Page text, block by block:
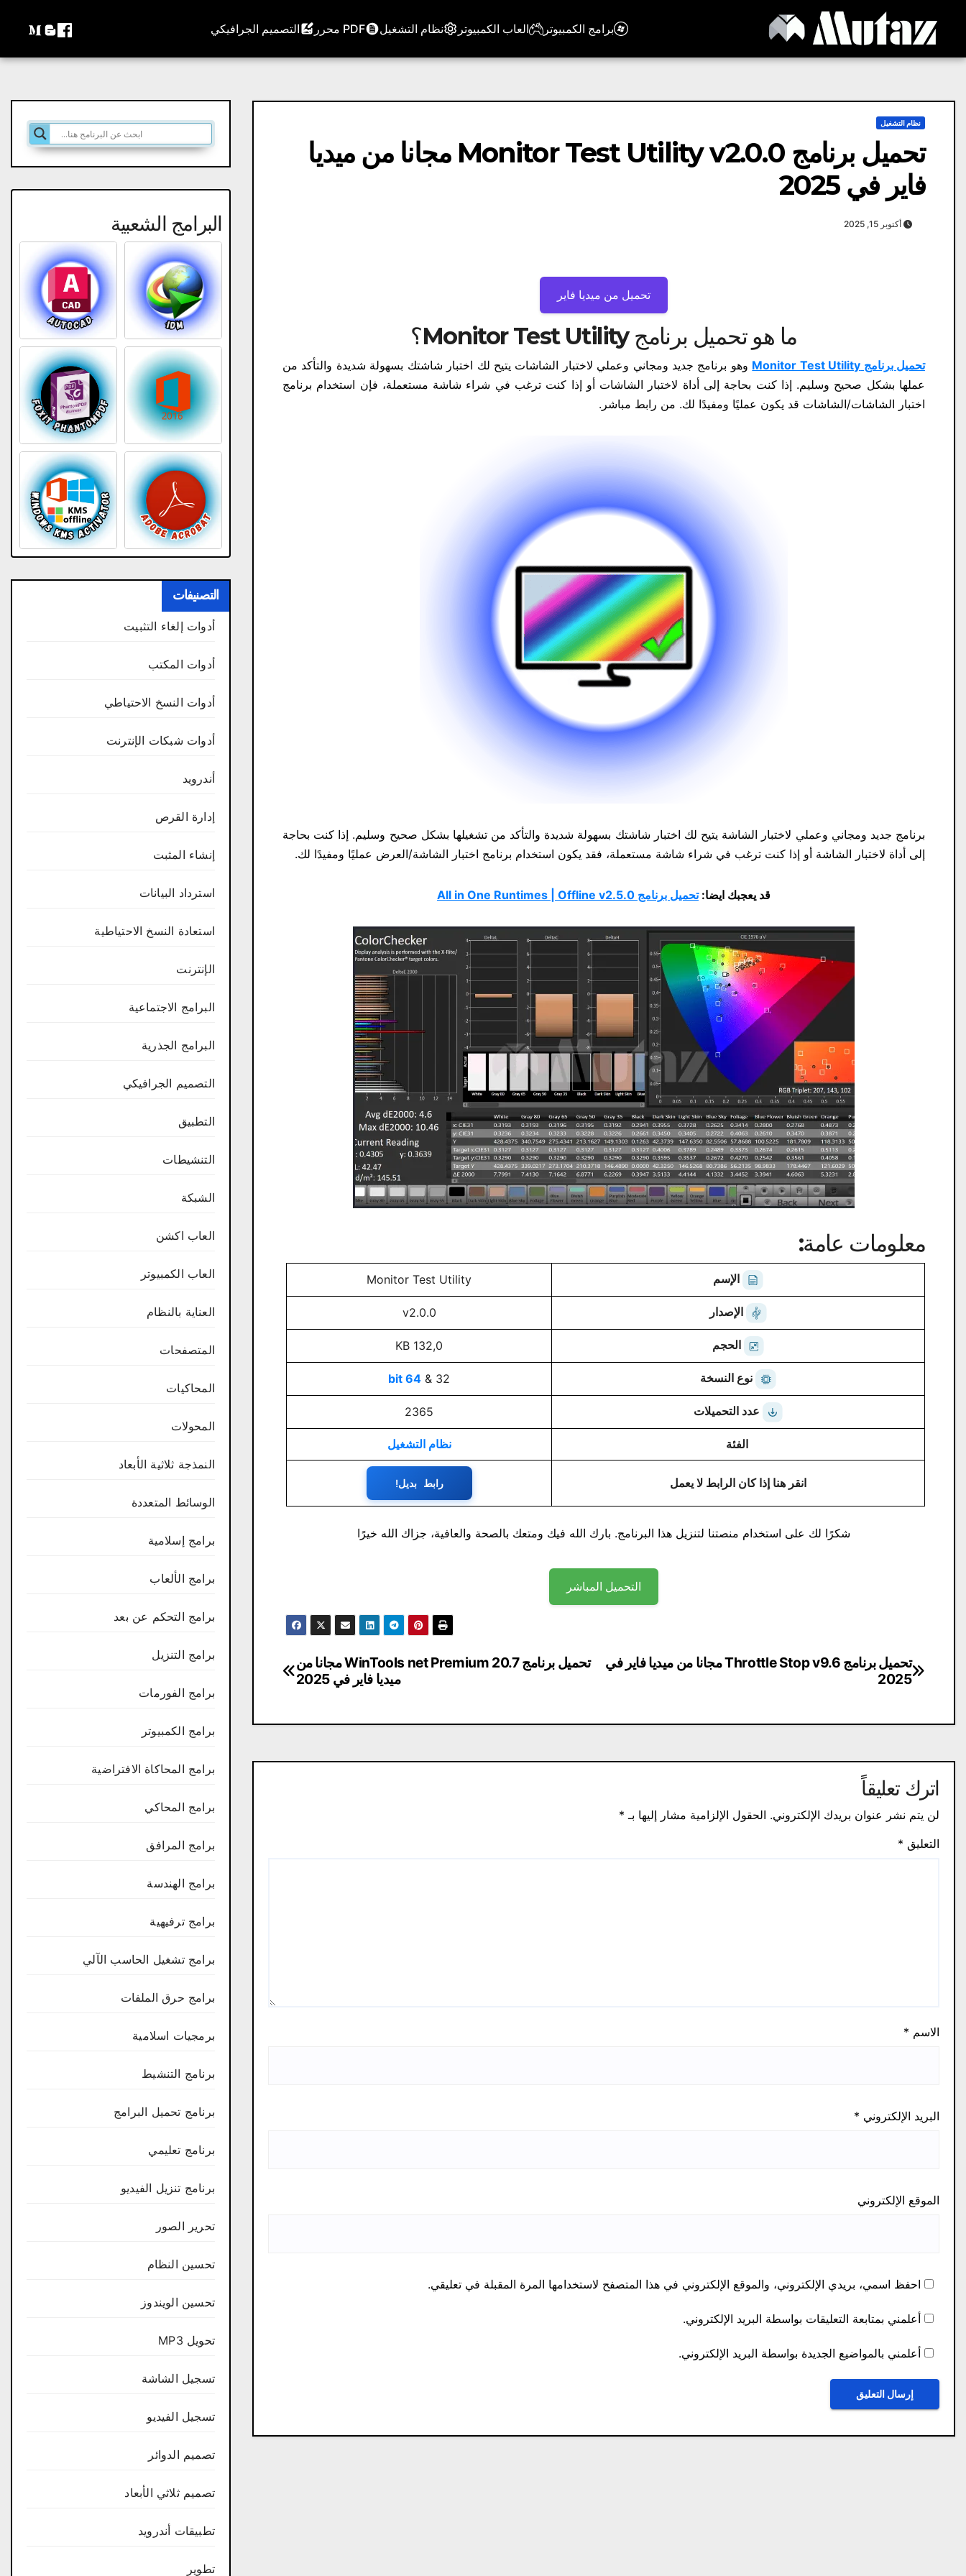
content
برامج الكمبيوتر العاب الكمبيوتر نظام التشغيل PDF محرر التصميم الجرافيكي
نظام التشغيل
تحميل برنامج Monitor Test Utility v2.0.0 مجانا من ميديا ​​
فاير في 2025
أكتوبر 15, 2025
تحميل من ميديا ​​فاير
ما هو تحميل برنامج Monitor Test Utility؟
تحميل برنامج Monitor Test Utility
وهو برنامج جديد ومجاني وعملي لاختبار الشاشات يتيح لك اختبار شاشتك بسهولة شديدة والتأكد من
عملها بشكل صحيح وسليم. إذا كنت بحاجة إلى أداة لاختبار الشاشات أو إذا كنت ترغب في شراء شاشة مستعملة، فإن استخدام برنامج
اختبار الشاشات/الشاشات قد يكون عمليًا ومفيدًا لك. من رابط مباشر.
برنامج جديد ومجاني وعملي لاختبار الشاشة يتيح لك اختبار شاشتك بسهولة شديدة والتأكد من تشغيلها بشكل صحيح وسليم. إذا كنت بحاجة
إلى أداة لاختبار الشاشة أو إذا كنت ترغب في شراء شاشة مستعملة، فقد يكون استخدام برنامج اختبار الشاشة/العرض عمليًا ومفيدًا لك.
قد يعجبك ايضا:تحميل برنامج All in One Runtimes | Offline v2.5.0
معلومات عامة:
الإسم Monitor Test Utility
الإصدار v2.0.0
الحجم 132,0 KB
نوع النسخة 32 &
64 bit
عدد التحميلات 2365
الفئة نظام التشغيل
انقر هنا إذا كان الرابط لا يعمل رابط بديل!
شكرًا لك على استخدام منصتنا لتنزيل هذا البرنامج. بارك الله فيك ومتعك بالصحة والعافية، جزاك الله خيرًا
التحميل المباشر
تصفّح
المقالات
تحميل برنامج WinTools net Premium 20.7 مجانا من
ميديا ​​فاير في 2025
تحميل برنامج Throttle Stop v9.6 مجانا من ميديا ​​فاير في
2025
اترك تعليقاً
لن يتم نشر عنوان بريدك الإلكتروني. الحقول الإلزامية مشار إليها بـ *
التعليق *
الاسم *
البريد الإلكتروني *
الموقع الإلكتروني
احفظ اسمي، بريدي الإلكتروني، والموقع الإلكتروني في هذا المتصفح لاستخدامها المرة المقبلة في تعليقي.
أعلمني بمتابعة التعليقات بواسطة البريد الإلكتروني.
أعلمني بالمواضيع الجديدة بواسطة البريد الإلكتروني.
البرامج الشعبية
التصنيفات
أدوات إلغاء التثبيت
أدوات المكتب
أدوات النسخ الاحتياطي
أدوات شبكات الإنترنت
أندرويد
إدارة القرص
إنشاء المثبت
استرداد البيانات
استعادة النسخ الاحتياطية
الإنترنت
البرامج الاجتماعية
البرامج الجذرية
التصميم الجرافيكي
التطبيق
التنشيطات
الشبكة
العاب اكشن
العاب الكمبيوتر
العناية بالنظام
المتصفحات
المحاكيات
المحولات
النمذجة ثلاثية الأبعاد
الوسائط المتعددة
برامج إسلامية
برامج الألعاب
برامج التحكم عن بعد
برامج التنزيل
برامج الفورمات
برامج الكمبيوتر
برامج المحاكاة الافتراضية
برامج المحاكي
برامج المرافق
برامج الهندسة
برامج ترفيهية
برامج تشغيل الحاسب الآلي
برامج حرق الملفات
برمجيات اسلامية
برنامج التنشيط
برنامج تحميل البرامج
برنامج تعليمي
برنامج تنزيل الفيديو
تحرير الصور
تحسين النظام
تحسين الويندوز
تحويل MP3
تسجيل الشاشة
تسجيل الفيديو
تصميم الدوائر
تصميم ثلاثي الأبعاد
تطبيقات أندرويد
تطوير